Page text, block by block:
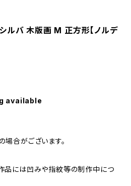
ルバ 木版画 M 正方形【ノルデ
available
場合がございます。
品には凹みや指紋等の制作中につ